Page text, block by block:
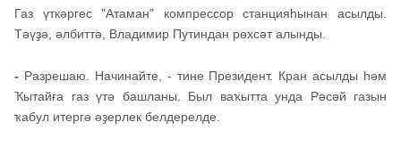
Газ үткәргес "Атаман" компрессор станцияһынан асылды.
Тәүҙә, әлбиттә, Владимир Путиндан рөхсәт алынды.
- Разрешаю. Начинайте, - тине Президент. Кран асылды һәм
Ҡытайға газ үтә башланы. Был ваҡытта унда Рәсәй газын
ҡабул итергә әҙерлек белдерелде.